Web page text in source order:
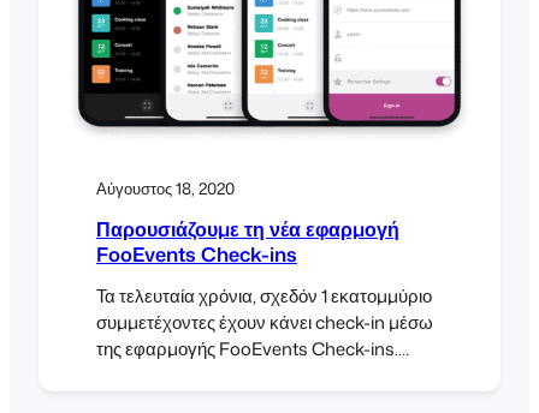
Αύγουστος 18, 2020
Παρουσιάζουμε τη νέα εφαρμογή
FooEvents Check-ins
Τα τελευταία χρόνια, σχεδόν 1 εκατομμύριο
συμμετέχοντες έχουν κάνει check-in μέσω
της εφαρμογής FooEvents Check-ins.